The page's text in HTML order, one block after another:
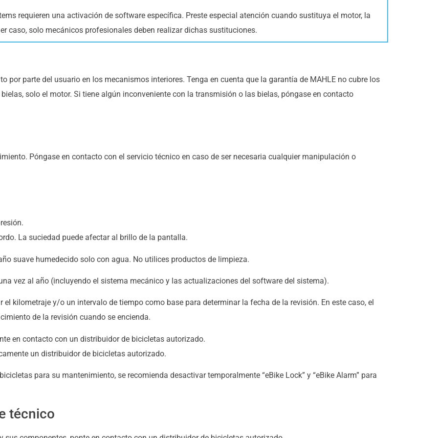
requieren una activación de software específica. Preste especial atención cuando sustituya el motor, la
caso, solo mecánicos profesionales deben realizar dichas sustituciones.
por parte del usuario en los mecanismos interiores. Tenga en cuenta que la garantía de MAHLE no cubre los
solo el motor. Si tiene algún inconveniente con la transmisión o las bielas, póngase en contacto
Póngase en contacto con el servicio técnico en caso de ser necesaria cualquier manipulación o
La suciedad puede afectar al brillo de la pantalla.
suave humedecido solo con agua. No utilices productos de limpieza.
vez al año (incluyendo el sistema mecánico y las actualizaciones del software del sistema).
kilometraje y/o un intervalo de tiempo como base para determinar la fecha de la revisión. En este caso, el
de la revisión cuando se encienda.
en contacto con un distribuidor de bicicletas autorizado.
un distribuidor de bicicletas autorizado.
para su mantenimiento, se recomienda desactivar temporalmente “eBike Lock” y “eBike Alarm” para
técnico